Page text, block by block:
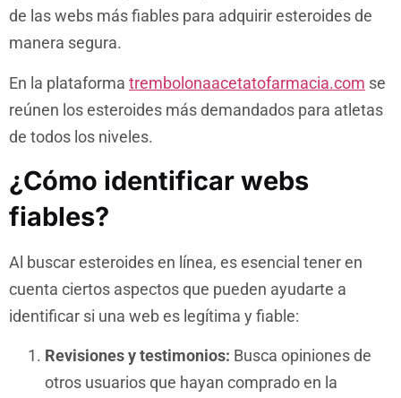
de las webs más fiables para adquirir esteroides de
manera segura.
En la plataforma trembolonaacetatofarmacia.com se
reúnen los esteroides más demandados para atletas
de todos los niveles.
¿Cómo identificar webs
fiables?
Al buscar esteroides en línea, es esencial tener en
cuenta ciertos aspectos que pueden ayudarte a
identificar si una web es legítima y fiable:
Revisiones y testimonios: Busca opiniones de
otros usuarios que hayan comprado en la